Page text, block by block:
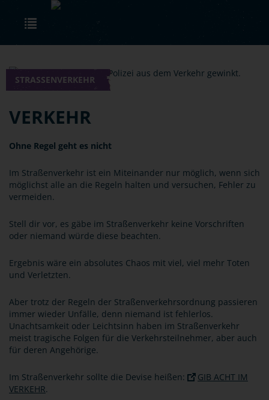
Skip to main content
STRASSENVERKEHR
VERKEHR
Ohne Regel geht es nicht
Im Straßenverkehr ist ein Miteinander nur möglich, wenn sich
möglichst alle an die Regeln halten und versuchen, Fehler zu
vermeiden.
Stell dir vor, es gäbe im Straßenverkehr keine Vorschriften
oder niemand würde diese beachten.
Ergebnis wäre ein absolutes Chaos mit viel, viel mehr Toten
und Verletzten.
Aber trotz der Regeln der Straßenverkehrsordnung passieren
immer wieder Unfälle, denn niemand ist fehlerlos.
Unachtsamkeit oder Leichtsinn haben im Straßenverkehr
meist tragische Folgen für die Verkehrsteilnehmer, aber auch
für deren Angehörige.
Im Straßenverkehr sollte die Devise heißen:
GIB ACHT IM
VERKEHR.